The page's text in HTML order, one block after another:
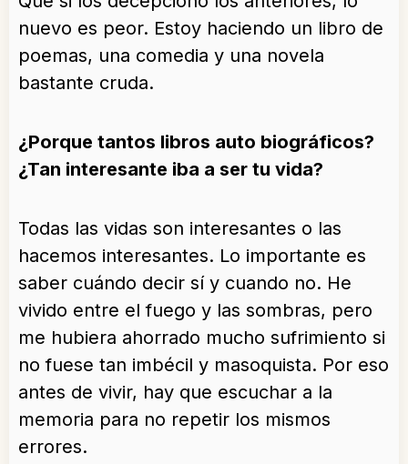
nuevo es peor. Estoy haciendo un libro de
poemas, una comedia y una novela
bastante cruda.
¿Porque tantos libros auto biográficos?
¿Tan interesante iba a ser tu vida?
Todas las vidas son interesantes o las
hacemos interesantes. Lo importante es
saber cuándo decir sí y cuando no. He
vivido entre el fuego y las sombras, pero
me hubiera ahorrado mucho sufrimiento si
no fuese tan imbécil y masoquista. Por eso
antes de vivir, hay que escuchar a la
memoria para no repetir los mismos
errores.